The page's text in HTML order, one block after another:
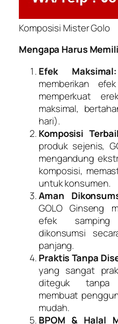
Komposisi Mister Golo
Mengapa Harus
Efek Maksimal:
memberikan
memperkuat
maksimal,
hari).
Komposisi
produk sejenis,
mengandung
komposisi,
untuk konsumen.
Aman
GOLO Ginseng
efek
dikonsumsi
panjang.
Praktis Tanpa
yang sangat
diteguk tanpa
membuat
mudah.
BPOM & Halal